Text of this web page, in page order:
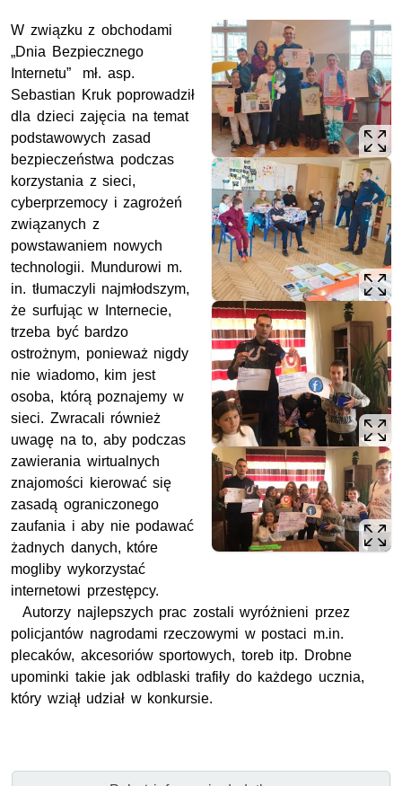
W związku z obchodami
„Dnia Bezpiecznego
Internetu” mł. asp.
Sebastian Kruk poprowadził
dla dzieci zajęcia na temat
podstawowych zasad
bezpieczeństwa podczas
korzystania z sieci,
cyberprzemocy i zagrożeń
związanych z
powstawaniem nowych
technologii. Mundurowi m.
in. tłumaczyli najmłodszym,
że surfując w Internecie,
trzeba być bardzo
ostrożnym, ponieważ nigdy
nie wiadomo, kim jest
osoba, którą poznajemy w
sieci. Zwracali również
uwagę na to, aby podczas
zawierania wirtualnych
znajomości kierować się
zasadą ograniczonego
zaufania i aby nie podawać
żadnych danych, które
mogliby wykorzystać
internetowi przestępcy.
Autorzy najlepszych prac zostali wyróżnieni przez
policjantów nagrodami rzeczowymi w postaci m.in.
plecaków, akcesoriów sportowych, toreb itp. Drobne
upominki takie jak odblaski trafiły do każdego ucznia,
który wziął udział w konkursie.